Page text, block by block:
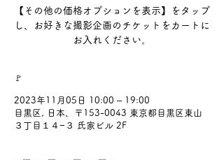
【その他の価格オプションを表示】をタップ
し、お好きな撮影企画のチケットをカートに
お入れください。
🚩
2023年11月05日 10:00 – 19:00
目黒区, 日本、〒153-0043 東京都目黒区東山
３丁目１４−３ 氏家ビル 2F